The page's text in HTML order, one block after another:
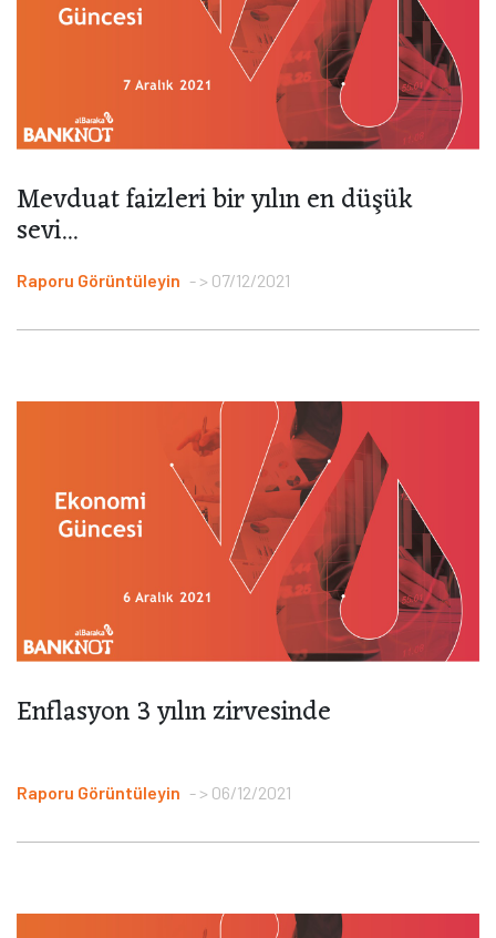
Mevduat faizleri bir yılın en düşük
sevi...
Raporu Görüntüleyin > 07/12/2021
Enflasyon 3 yılın zirvesinde
Raporu Görüntüleyin > 06/12/2021